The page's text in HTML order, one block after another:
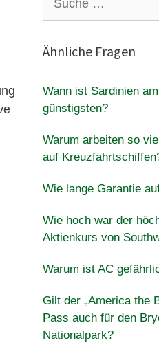
nach:
Ähnliche Fragen
Wann ist Sardinien am
günstigsten?
Warum arbeiten so
auf
Wie lange Garantie
Wie hoch war der
Aktienkurs von
Warum ist AC
Gilt der „America the
Pass auch für den
Nationalpark?